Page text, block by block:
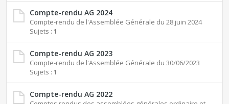
Compte-rendu AG 2024
Compte-rendu de l'Assemblée Générale du 28 juin 2024
Sujets : 1
Compte-rendu AG 2023
Compte-rendu de l'Assemblée Générale du 30/06/2023
Sujets : 1
Compte-rendu AG 2022